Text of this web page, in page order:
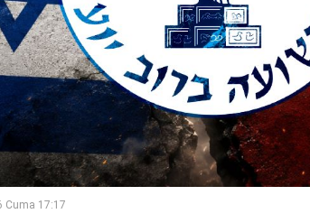
Cuma 17:17